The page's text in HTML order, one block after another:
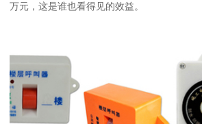
万元，这是谁也看得见的效益。